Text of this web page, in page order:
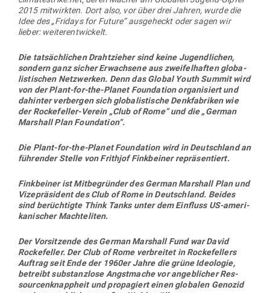
Fink­beiner lie­ferte auch die Blau­pause für aktuelle „Polit-
Ikonen“ wie Greta Thunberg: Sein Sohn Felix war 2009 gerade
erst 12 Jahre alt, als er unter dem Ein­fluss seines Vaters
gemacht wurde, wie der Stern damals unter dem Tenor „Klein
Fink­beiner rettet die Welt“ berichtete. Par­al­lelen in der Ent­
wicklung des jungen Felix und der jungen Greta sind dabei
unverkennbar.
Soweit also zur nach­ah­menden Geschichte von Greta
Thunberg.
Doch damit ist noch nicht ganz geklärt, wer dies alles
finanziert.
DerScience Scep­tical Blogdazu:
Der schwe­discheFinanz­markt-Jon­gleur Ingmar
Thunberg
„rein zufällig“ unter seine Fit­tiche nahm.
Auch
Rentzhog ist kein Unbe­kannter in der glo­balen Klima-Pro­pa­
ganda.2017 gründete der lang­jährige Finanz­un­ter­nehmer
die dubiose Kli­ma­schutz-Orga­ni­sation „We don‘t have
Time“ als Aktiengesellschaft.